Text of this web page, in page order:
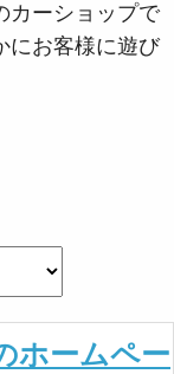
カーショップで
にお客様に遊び
ホームペー